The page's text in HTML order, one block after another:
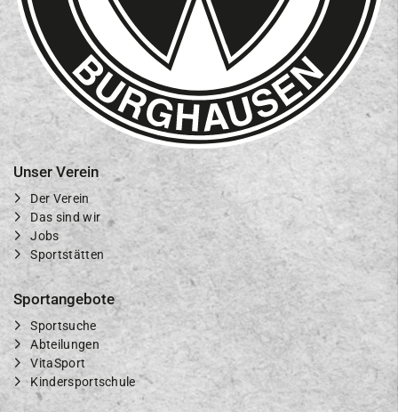
Unser Verein
Der Verein
Das sind wir
Jobs
Sportstätten
Sportangebote
Sportsuche
Abteilungen
VitaSport
Kindersportschule